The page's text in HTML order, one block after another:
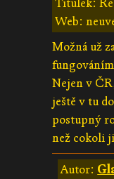
Titulek:
Web:
Možná už
Nejen v
ještě v tu
postupný
než cokoli
Autor: